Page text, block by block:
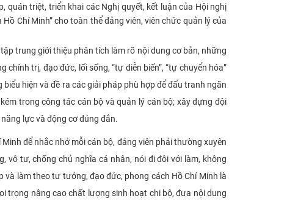
quán triệt, triển khai các Nghị quyết, kết luận của Hội nghị
Hồ Chí Minh”cho toàn thể đảng viên, viên chức quản lý của
trung giới thiệu phân tích làm rõ nội dung cơ bản, những
trị, đạo đức, lối sống, “tự diễn biến”, “tự chuyển hóa”
hiện và đề ra các giải pháp phù hợp để đấu tranh ngăn
trong công tác cán bộ và quản lý cán bộ; xây dựng đội
lực và động cơ đúng đắn.
để nhắc nhở mỗi cán bộ, đảng viên phải thường xuyên
vô tư, chống chủ nghĩa cá nhân, nói đi đôi với làm, không
làm theo tư tưởng, đạo đức, phong cách Hồ Chí Minh là
trọng nâng cao chất lượng sinh hoạt chi bộ, đưa nội dung